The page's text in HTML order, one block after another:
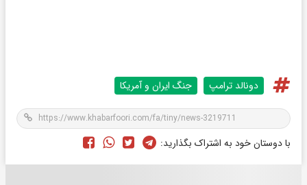
دونالد ترامپ جنگ ایران و آمریکا
با دوستان خود به اشتراک بگذارید: